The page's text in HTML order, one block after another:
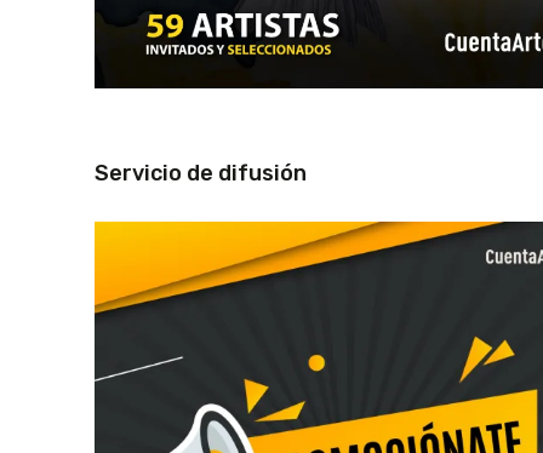
Servicio de difusión